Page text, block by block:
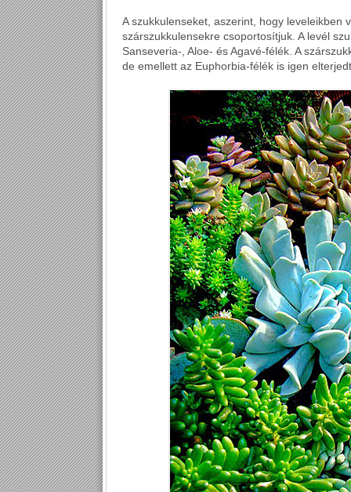
A szukkulenseket, aszerint, hogy leveleikben
szárszukkulensekre csoportosítjuk. A levél
Sanseveria-, Aloe- és Agavé-félék. A
de emellett az Euphorbia-félék is igen